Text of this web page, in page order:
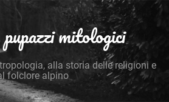
mitologici
alla storia delle religioni e
folclore alpino